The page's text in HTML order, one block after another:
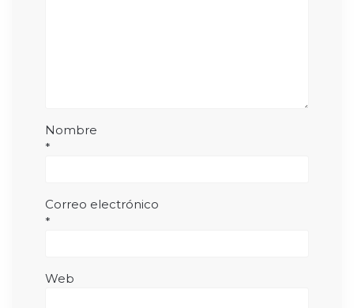
Nombre
*
Correo electrónico
*
Web